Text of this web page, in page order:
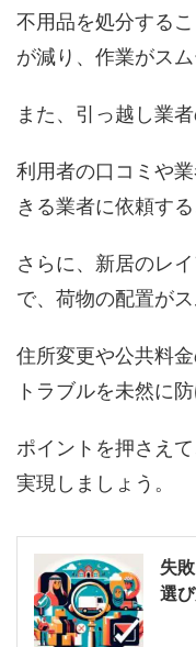
不用品を処分する
が減り、作業がスム
また、引っ越し業
利用者の口コミや
きる業者に依頼す
さらに、新居のレ
で、荷物の配置が
住所変更や公共料
トラブルを未然に防
ポイントを押さえ
実現しましょう。
失
選